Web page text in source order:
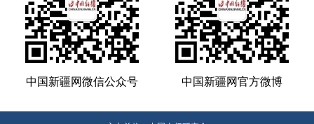
中国新疆网微信公众号 中国新疆网官方微博